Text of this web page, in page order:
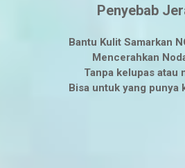
Penyebab
Bantu Kulit Samarkan
Mencerahkan
Tanpa kelupas atau
Bisa untuk yang punya